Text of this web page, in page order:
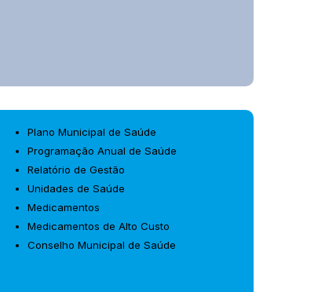
Plano Municipal de Saúde
Programação Anual de Saúde
Relatório de Gestão
Unidades de Saúde
Medicamentos
Medicamentos de Alto Custo
Conselho Municipal de Saúde